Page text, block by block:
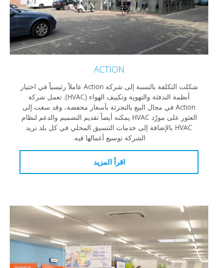
ACTION
شكلت التكلفة بالنسبة إلى شركة Action عاملاً رئيسياً في اختيار
أنظمة التدفئة والتهوية وتكييف الهواء (HVAC). تعمل شركة
Action في مجال البيع بالتجزئة بأسعار مخفضة، وقد سعت إلى
العثور على مورّد HVAC يمكنه أيضاً تقديم التصميم والدعم لنظام
HVAC بالإضافة إلى خدمات التنسيق المحلي في كل بلد تريد
الشركة توسيع أعمالها فيه.
اقرأ المزيد